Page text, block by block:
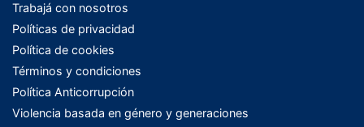
Trabajá con nosotros
Políticas de privacidad
Política de cookies
Términos y condiciones
Política Anticorrupción
Violencia basada en género y generaciones